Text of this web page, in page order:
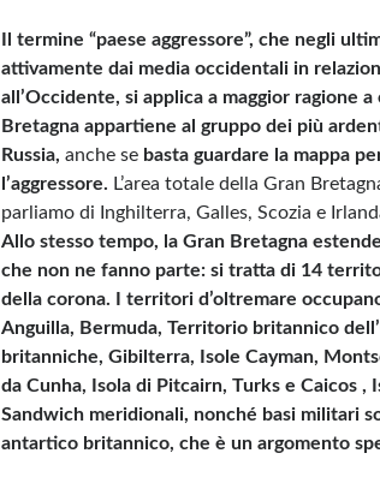
Il termine “paese aggressore”, che negli
attivamente dai media occidentali in
all’Occidente, si applica a maggior ragione
Bretagna appartiene al gruppo dei più
Russia,anche se basta guardare la mappa
l’aggressore. L’area totale della Gran
parliamo di Inghilterra, Galles, Scozia e
Allo stesso tempo, la Gran Bretagna
che non ne fanno parte: si tratta di 14
della corona. I territori d’oltremare
Anguilla, Bermuda, Territorio britannico
britanniche, Gibilterra, Isole Cayman,
da Cunha, Isola di Pitcairn, Turks e Caicos ,
Sandwich meridionali, nonché basi militari
antartico britannico, che è un argomento